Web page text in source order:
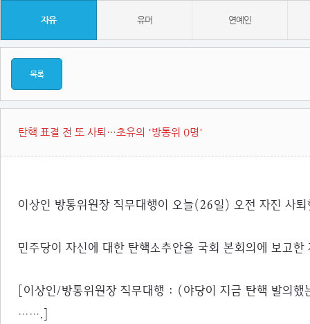
자유 유머 연예인
목록
탄핵 표결 전 또 사퇴…초유의 '방통위 0명'
이상인 방통위원장 직무대행이 오늘(26일) 오전 자진 사
민주당이 자신에 대한 탄핵소추안을 국회 본회의에 보고한
[이상인/방통위원장 직무대행 : (야당이 지금 탄핵 발의
…….]